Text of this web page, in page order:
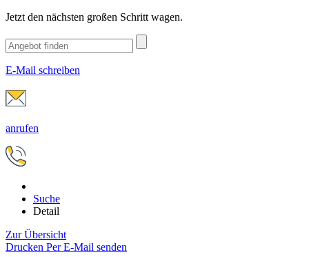
Jetzt den nächsten großen Schritt wagen.
E-Mail schreiben
anrufen
Suche
Detail
Zur Übersicht
Drucken Per E-Mail senden